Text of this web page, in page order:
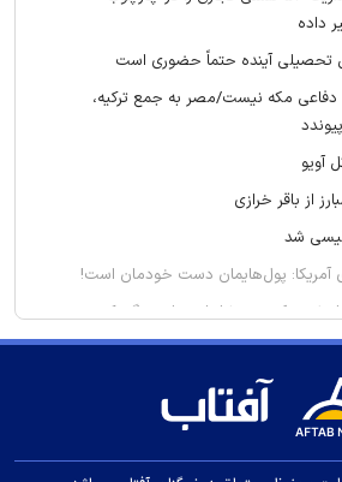
داده
تحصیلی آینده حتماً حضوری است
دفاعی مکه نیست/مصر به جمع ترکیه،
آویو
از باقر خرازی
شد
آمریکا: پول‌هایمان دست خودمان است!
ارتش حکومت بشار اسد را دستگیر کرد
دستیابی به توافق، شرایط کنونی است
بد خود را پایین بیاورید
شهر و دانشگاه تبریز امضا شد